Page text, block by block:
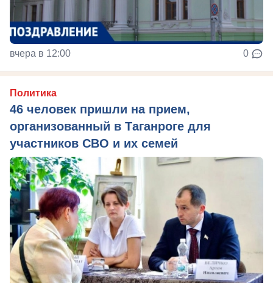
вчера в 12:00 0
Политика
46 человек пришли на прием,
организованный в Таганроге для
участников СВО и их семей